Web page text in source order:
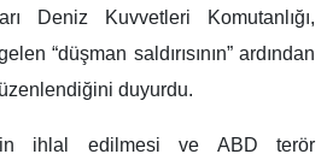
Deniz Kuvvetleri Komutanlığı,
“düşman saldırısının” ardından
duyurdu.
ihlal edilmesi ve ABD terör